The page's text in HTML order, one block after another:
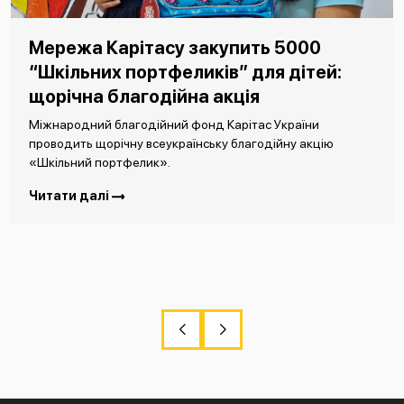
Мережа Карітасу закупить 5000
“Шкільних портфеликів” для дітей:
щорічна благодійна акція
Міжнародний благодійний фонд Карітас України
проводить щорічну всеукраїнську благодійну акцію
«Шкільний портфелик».
Читати далі